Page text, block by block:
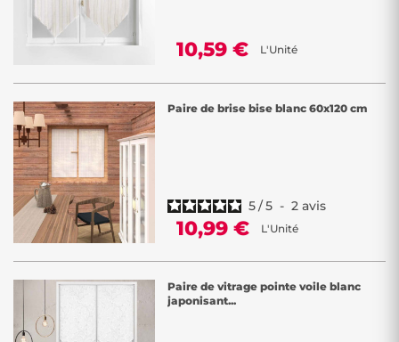
10,59 € L'Unité
Paire de brise bise blanc 60x120 cm
5/5 - 2 avis
10,99 € L'Unité
Paire de vitrage pointe voile blanc
japonisant...